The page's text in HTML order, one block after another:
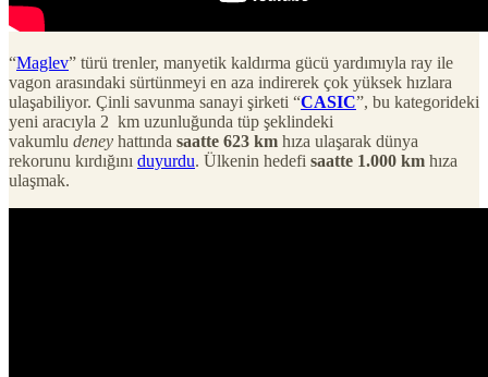
“Maglev” türü trenler, manyetik kaldırma gücü yardımıyla ray ile
vagon arasındaki sürtünmeyi en aza indirerek çok yüksek hızlara
ulaşabiliyor. Çinli savunma sanayi şirketi “CASIC”, bu kategorideki
yeni aracıyla 2 km uzunluğunda tüp şeklindeki
vakumlu deney hattında saatte 623 km hıza ulaşarak dünya
rekorunu kırdığını duyurdu. Ülkenin hedefi saatte 1.000 km hıza
ulaşmak.